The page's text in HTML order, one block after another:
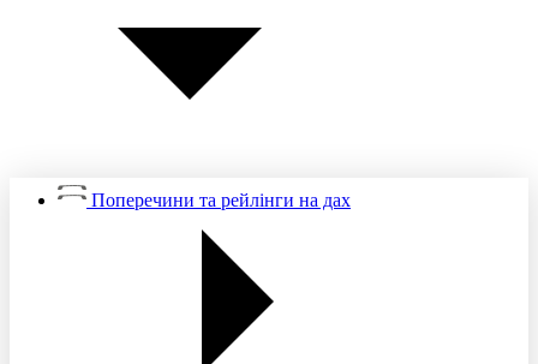
Поперечини та рейлінги на дах